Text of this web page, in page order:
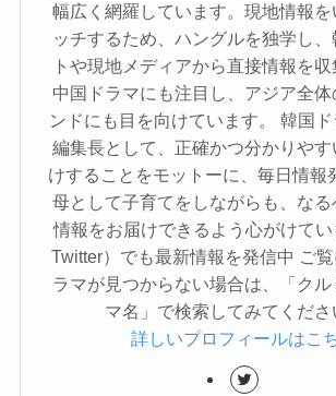
幅広く網羅しています。現地情報を
ッチするため、ハングルを独学し、
トや現地メディアから直接情報を
中国ドラマにも注目し、アジア全体
ンドにも目を向けています。 韓国
編集長として、正確かつ分かりや
けすることをモットーに、毎日情報
母として子育てをしながらも、な
情報をお届けできるよう心がけてい
Twitter）でも最新情報を発信中 ご
ラマが見つからない場合は、「ク
マ名」で検索してみてくださ
詳しいプロフィールはこ